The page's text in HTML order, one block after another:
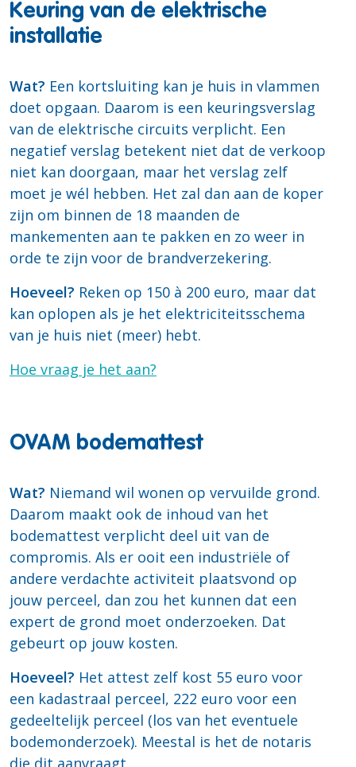
Keuring van de elektrische
installatie
Wat? Een kortsluiting kan je huis in vlammen
doet opgaan. Daarom is een keuringsverslag
van de elektrische circuits verplicht. Een
negatief verslag betekent niet dat de verkoop
niet kan doorgaan, maar het verslag zelf
moet je wél hebben. Het zal dan aan de koper
zijn om binnen de 18 maanden de
mankementen aan te pakken en zo weer in
orde te zijn voor de brandverzekering.
Hoeveel? Reken op 150 à 200 euro, maar dat
kan oplopen als je het elektriciteitsschema
van je huis niet (meer) hebt.
Hoe vraag je het aan?
OVAM bodemattest
Wat? Niemand wil wonen op vervuilde grond.
Daarom maakt ook de inhoud van het
bodemattest verplicht deel uit van de
compromis. Als er ooit een industriële of
andere verdachte activiteit plaatsvond op
jouw perceel, dan zou het kunnen dat een
expert de grond moet onderzoeken. Dat
gebeurt op jouw kosten.
Hoeveel? Het attest zelf kost 55 euro voor
een kadastraal perceel, 222 euro voor een
gedeeltelijk perceel (los van het eventuele
bodemonderzoek). Meestal is het de notaris